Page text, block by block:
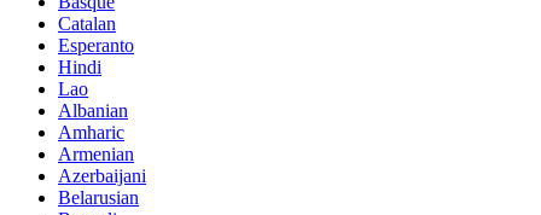
Catalan
Esperanto
Hindi
Lao
Albanian
Amharic
Armenian
Azerbaijani
Belarusian